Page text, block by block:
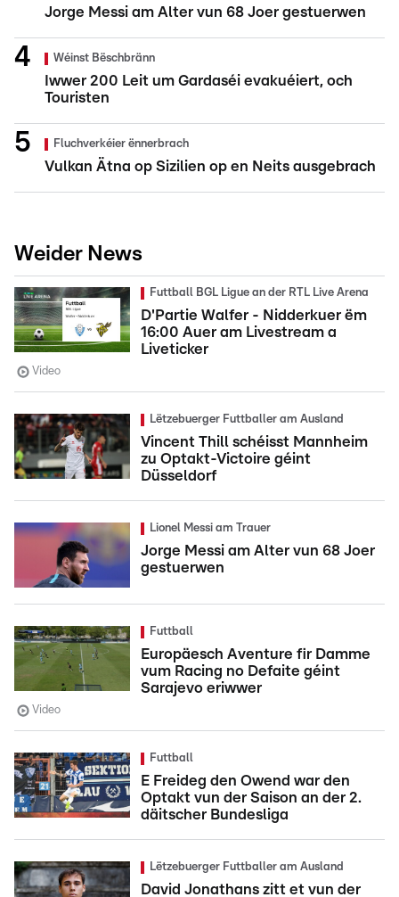
Jorge Messi am Alter vun 68 Joer gestuerwen
Wéinst Bëschbränn
Iwwer 200 Leit um Gardaséi evakuéiert, och
Touristen
Fluchverkéier ënnerbrach
Vulkan Ätna op Sizilien op en Neits ausgebrach
Weider News
Futtball BGL Ligue an der RTL Live Arena
D'Partie Walfer - Nidderkuer ëm
16:00 Auer am Livestream a
Liveticker
Video
Lëtzebuerger Futtballer am Ausland
Vincent Thill schéisst Mannheim
zu Optakt-Victoire géint
Düsseldorf
Lionel Messi am Trauer
Jorge Messi am Alter vun 68 Joer
gestuerwen
Futtball
Europäesch Aventure fir Damme
vum Racing no Defaite géint
Sarajevo eriwwer
Video
Futtball
E Freideg den Owend war den
Optakt vun der Saison an der 2.
däitscher Bundesliga
Lëtzebuerger Futtballer am Ausland
David Jonathans zitt et vun der